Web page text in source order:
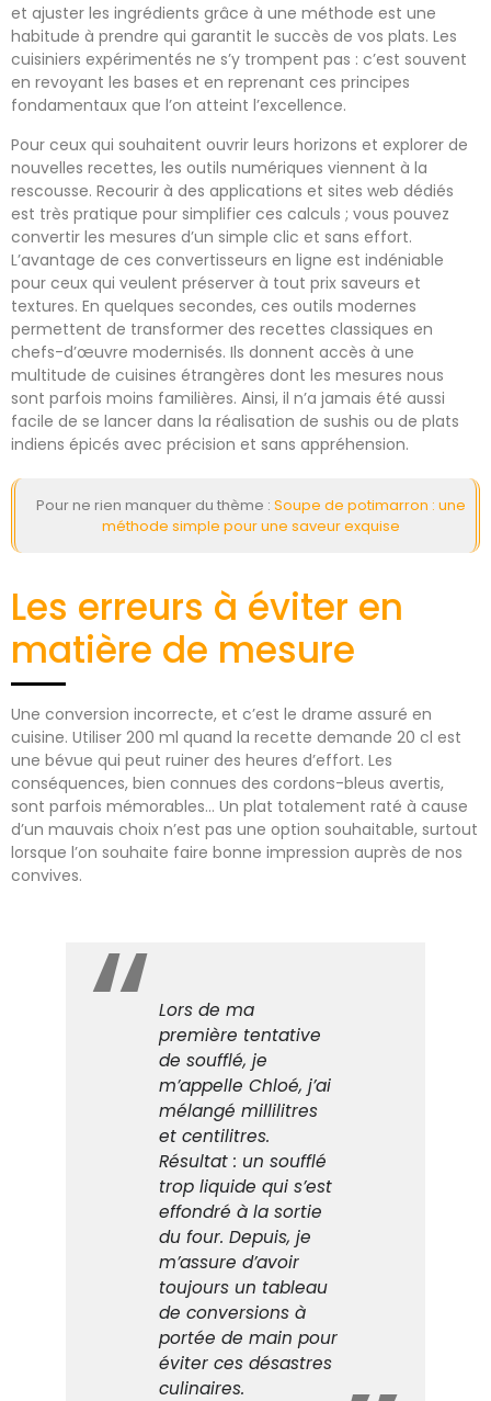
et ajuster les ingrédients grâce à une méthode est une
habitude à prendre qui garantit le succès de vos plats. Les
cuisiniers expérimentés ne s’y trompent pas : c’est souvent
en revoyant les bases et en reprenant ces principes
fondamentaux que l’on atteint l’excellence.
Pour ceux qui souhaitent ouvrir leurs horizons et explorer de
nouvelles recettes, les outils numériques viennent à la
rescousse. Recourir à des applications et sites web dédiés
est très pratique pour simplifier ces calculs ; vous pouvez
convertir les mesures d’un simple clic et sans effort.
L’avantage de ces convertisseurs en ligne est indéniable
pour ceux qui veulent préserver à tout prix saveurs et
textures. En quelques secondes, ces outils modernes
permettent de transformer des recettes classiques en
chefs-d’œuvre modernisés. Ils donnent accès à une
multitude de cuisines étrangères dont les mesures nous
sont parfois moins familières. Ainsi, il n’a jamais été aussi
facile de se lancer dans la réalisation de sushis ou de plats
indiens épicés avec précision et sans appréhension.
Pour ne rien manquer du thème : Soupe de potimarron : une
méthode simple pour une saveur exquise
Les erreurs à éviter en
matière de mesure
Une conversion incorrecte, et c’est le drame assuré en
cuisine. Utiliser 200 ml quand la recette demande 20 cl est
une bévue qui peut ruiner des heures d’effort. Les
conséquences, bien connues des cordons-bleus avertis,
sont parfois mémorables… Un plat totalement raté à cause
d’un mauvais choix n’est pas une option souhaitable, surtout
lorsque l’on souhaite faire bonne impression auprès de nos
convives.
Lors de ma
première tentative
de soufflé, je
m’appelle Chloé, j’ai
mélangé millilitres
et centilitres.
Résultat : un soufflé
trop liquide qui s’est
effondré à la sortie
du four. Depuis, je
m’assure d’avoir
toujours un tableau
de conversions à
portée de main pour
éviter ces désastres
culinaires.